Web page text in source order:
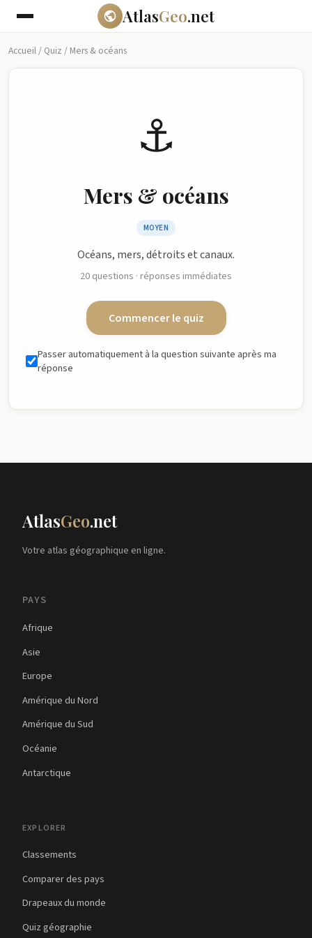
AtlasGeo.net
Accueil/ Quiz / Mers & océans
⚓
Mers & océans
MOYEN
Océans, mers, détroits et canaux.
20 questions · réponses immédiates
Commencer le quiz
Passer automatiquement à la question suivante après ma
réponse
AtlasGeo.net
Votre atlas géographique en ligne.
PAYS
Afrique
Asie
Europe
Amérique du Nord
Amérique du Sud
Océanie
Antarctique
EXPLORER
Classements
Comparer des pays
Drapeaux du monde
Quiz géographie